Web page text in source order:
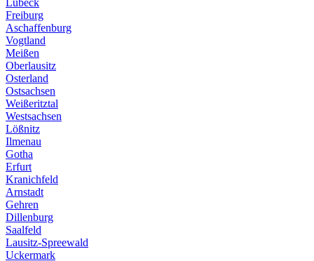
Lübeck
Freiburg
Aschaffenburg
Vogtland
Meißen
Oberlausitz
Osterland
Ostsachsen
Weißeritztal
Westsachsen
Lößnitz
Ilmenau
Gotha
Erfurt
Kranichfeld
Arnstadt
Gehren
Dillenburg
Saalfeld
Lausitz-Spreewald
Uckermark